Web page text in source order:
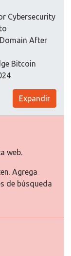
Cybersecurity
After
Bitcoin
Expandir
web.
Agrega
de búsqueda